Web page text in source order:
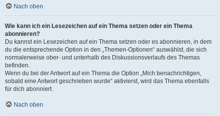
Nach oben
Wie kann ich ein Lesezeichen auf ein Thema setzen oder ein Thema
abonnieren?
Du kannst ein Lesezeichen auf ein Thema setzen oder es abonnieren, in dem
du die entsprechende Option in den „Themen-Optionen“ auswählst, die sich
normalerweise ober- und unterhalb des Diskussionsverlaufs des Themas
befinden.
Wenn du bei der Antwort auf ein Thema die Option „Mich benachrichtigen,
sobald eine Antwort geschrieben wurde“ aktivierst, wird das Thema ebenfalls
für dich abonniert.
Nach oben